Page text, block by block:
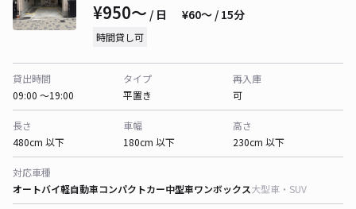
¥950〜 / 日 ¥60〜 / 15分
時間貸し可
貸出時間
09:00 〜19:00
タイプ
平置き
再入庫
可
長さ
480cm 以下
車幅
180cm 以下
高さ
230cm 以下
対応車種
オートバイ軽自動車コンパクトカー中型車ワンボックス大型車・SUV